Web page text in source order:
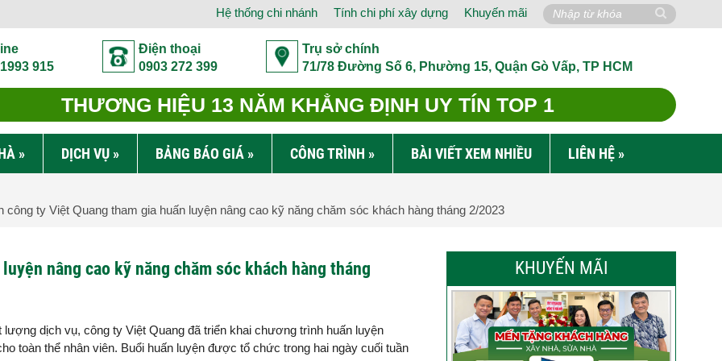
Khuyến mãi
Tính chi phí xây dựng
Hệ thống chi nhánh
915
Điện thoại
0903 272 399
Trụ sở chính
71/78 Đường Số 6, Phường 15, Quận Gò Vấp, TP HCM
THƯƠNG HIỆU 13 NĂM KHẲNG ĐỊNH UY TÍN TOP 1
» DỊCH VỤ » BẢNG BÁO GIÁ » CÔNG TRÌNH » BÀI VIẾT XEM NHIỀU LIÊN HỆ »
ty Việt Quang tham gia huấn luyện nâng cao kỹ năng chăm sóc khách hàng tháng 2/2023
nâng cao kỹ năng chăm sóc khách hàng tháng
dịch vụ, công ty Việt Quang đã triển khai chương trình huấn luyện
toàn thể nhân viên. Buổi huấn luyện được tổ chức trong hai ngày cuối tuần
KHUYẾN MÃI